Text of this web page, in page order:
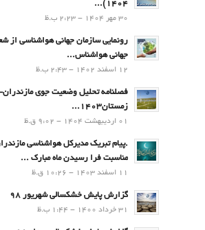
۱۴۰۴)...
30 مهر 1404 - 2:23 ب.ظ
رونمایی سازمان جهانی هواشناسی از
جهانی هواشناس...
12 اسفند 1402 - 2:43 ب.ظ
فصلنامه تحلیل وضعیت جوی
زمستان۱۴۰۳...
01 اردیبهشت 1404 - 9:02 ق.ظ
.پيام تبريك مدیرکل هواشناسی
مناسبت فرا رسيدن ماه مبارك ...
11 اسفند 1403 - 10:26 ق.ظ
گزارش پایش خشکسالی شهریور 98
31 خرداد 1400 - 1:44 ب.ظ